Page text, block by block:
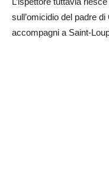
sull’omicidio del padre
accompagni a Saint-